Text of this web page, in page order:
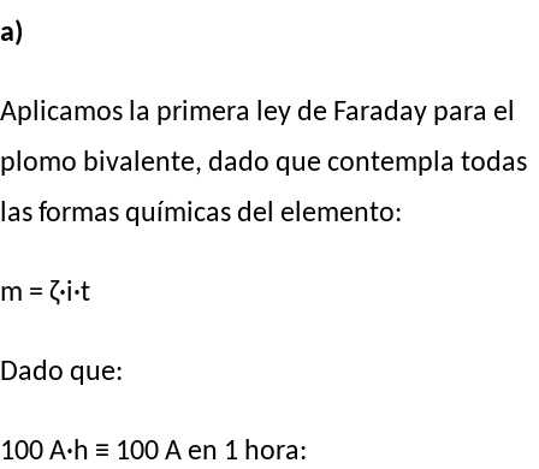
a)
Aplicamos la primera ley de Faraday para el
plomo bivalente, dado que contempla todas
las formas químicas del elemento:
m = ζ·i·t
Dado que:
100 A·h ≡ 100 A en 1 hora: